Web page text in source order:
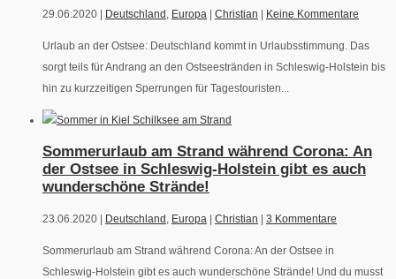
29.06.2020 | Deutschland Europa | Christian | Keine Kommentare
Urlaub an der Ostsee: Deutschland kommt in Urlaubsstimmung. Das
sorgt teils für Andrang an den Ostseestränden in Schleswig-Holstein bis
hin zu kurzzeitigen Sperrungen für Tagestouristen...
Sommerurlaub am Strand während Corona: An
der Ostsee in Schleswig-Holstein gibt es auch
wunderschöne Strände!
23.06.2020 | Deutschland , Europa Christian 3 Kommentare
Sommerurlaub am Strand während Corona: An der Ostsee in
Schleswig-Holstein gibt es auch wunderschöne Strände! Und du musst